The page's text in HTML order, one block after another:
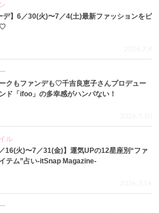
デ】6／30(火)〜7／4(土)最新ファッションをピ
♡
2026.7.8
クもファンデも♡千吉良恵子さんプロデュー
ド「ifoo」の多幸感がハンパない！
2026.7.10
ル
16(火)〜7／31(金)】運気UPの12星座別“ファ
テム”占い-itSnap Magazine-
2026.7.16